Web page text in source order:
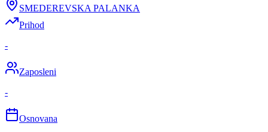
SMEDEREVSKA PALANKA
Prihod
-
Zaposleni
-
Osnovana